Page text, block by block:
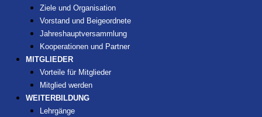
Ziele und Organisation
Vorstand und Beigeordnete
Jahreshauptversammlung
Kooperationen und Partner
MITGLIEDER
Vorteile für Mitglieder
Mitglied werden
WEITERBILDUNG
Lehrgänge